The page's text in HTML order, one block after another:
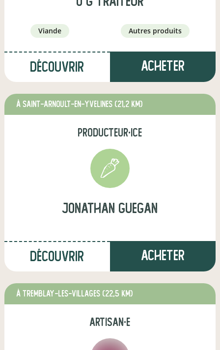
viande autres produits
Découvrir Acheter
à Saint-Arnoult-en-Yvelines (21,2 km)
producteur·ice
jonathan guegan
Découvrir Acheter
à TREMBLAY-LES-VILLAGES (22,5 km)
artisan·e